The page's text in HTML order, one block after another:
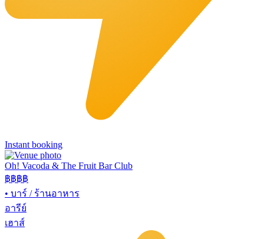
Instant booking
Oh! Vacoda & The Fruit Bar Club
฿฿฿฿
• บาร์ / ร้านอาหาร
อารีย์
เฮาส์